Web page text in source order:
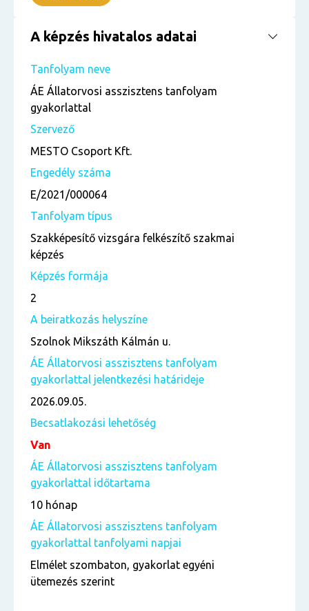
A képzés hivatalos adatai
Tanfolyam neve
ÁE Állatorvosi asszisztens tanfolyam
gyakorlattal
Szervező
MESTO Csoport Kft.
Engedély száma
E/2021/000064
Tanfolyam típus
Szakképesítő vizsgára felkészítő szakmai
képzés
Képzés formája
2
A beiratkozás helyszíne
Szolnok Mikszáth Kálmán u.
ÁE Állatorvosi asszisztens tanfolyam
gyakorlattal jelentkezési határideje
2026.09.05.
Becsatlakozási lehetőség
Van
ÁE Állatorvosi asszisztens tanfolyam
gyakorlattal időtartama
10 hónap
ÁE Állatorvosi asszisztens tanfolyam
gyakorlattal tanfolyami napjai
Elmélet szombaton, gyakorlat egyéni
ütemezés szerint